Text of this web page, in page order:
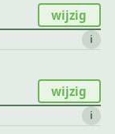
wijzig
i
wijzig
i